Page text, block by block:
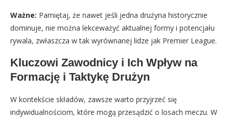
Ważne: Pamiętaj, że nawet jeśli jedna drużyna historycznie
dominuje, nie można lekceważyć aktualnej formy i potencjału
rywala, zwłaszcza w tak wyrównanej lidze jak Premier League.
Kluczowi Zawodnicy i Ich Wpływ na
Formację i Taktykę Drużyn
W kontekście składów, zawsze warto przyjrzeć się
indywidualnościom, które mogą przesądzić o losach meczu. W